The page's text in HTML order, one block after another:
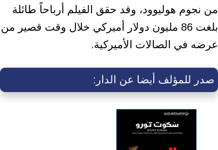
من نجوم هوليوود، وقد حقق الفيلم أرباحاً طائلة
بلغت 86 مليون دولار أميركي خلال وقت قصير من
عرضه في الصالات الأميركية.
صدر للمؤلف أيضا عن الدار: